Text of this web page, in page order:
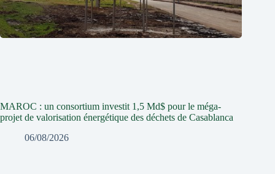
MAROC : un consortium investit 1,5 Md$ pour le méga-
projet de valorisation énergétique des déchets de Casablanca
06/08/2026